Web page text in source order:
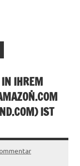
IN IHREM
) IST